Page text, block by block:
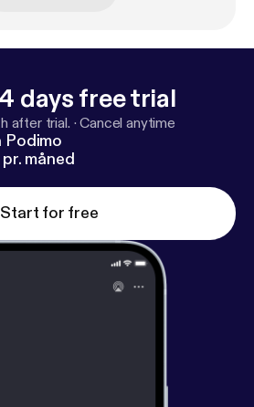
historikerne Niels Erik
days free trial
after trial. ·Cancel anytime
Podimo
måned
Start for free